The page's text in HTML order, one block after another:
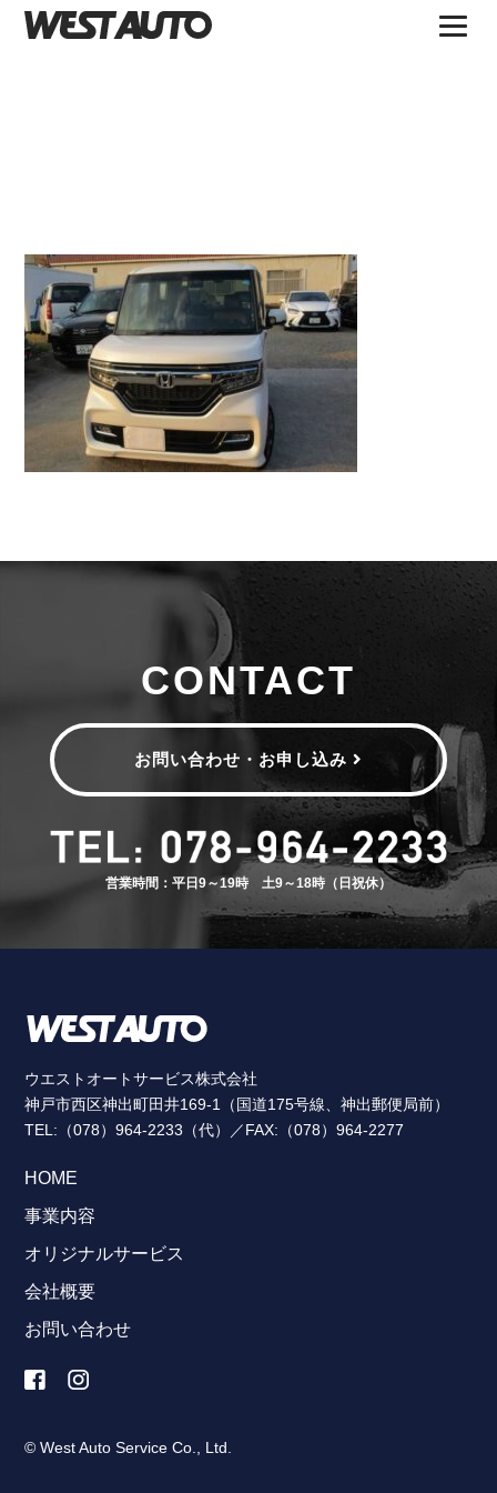
CONTACT
お問い合わせ・お申し込み
営業時間：平日9～19時 土9～18時（日祝休）
ウエストオートサービス株式会社
神戸市西区神出町田井169-1（国道175号線、神出郵便局前）
TEL:（078）964-2233（代）／FAX:（078）964-2277
HOME
事業内容
オリジナルサービス
会社概要
お問い合わせ
© West Auto Service Co., Ltd.